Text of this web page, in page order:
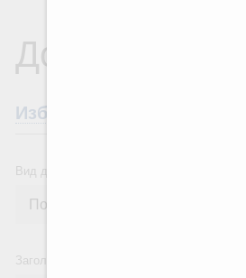
Документы
Избранные документы
Вид документа
Заголовок или текст документа